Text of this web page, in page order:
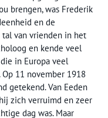
brengen, was Frederik
en de
van vrienden in het
en kende veel
in Europa veel
11 november 1918
getekend. Van Eeden
zich verruimd en zeer
dag was. Maar